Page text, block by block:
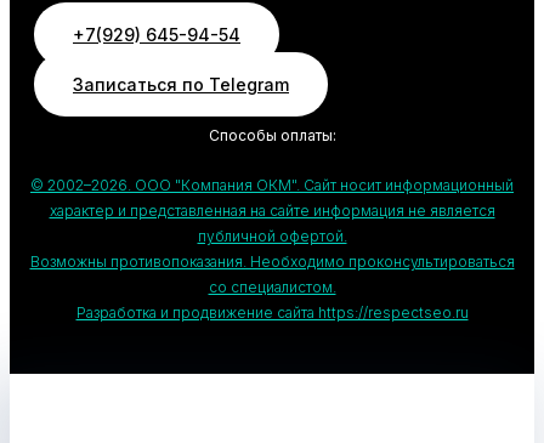
+7(929) 645-94-54
Записаться по Telegram
Способы оплаты:
© 2002–2026. ООО "Компания ОКМ". Сайт носит информационный
характер и представленная на сайте информация не является
публичной офертой.
Возможны противопоказания. Необходимо проконсультироваться
со специалистом.
Разработка и продвижение сайта https://respectseo.ru